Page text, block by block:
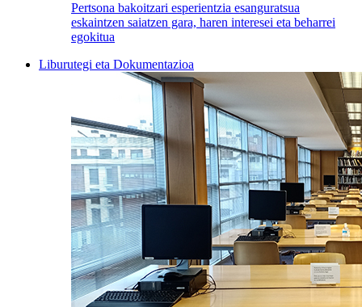
Pertsona bakoitzari esperientzia esanguratsua
eskaintzen saiatzen gara, haren interesei eta beharrei
egokitua
Liburutegi eta Dokumentazioa